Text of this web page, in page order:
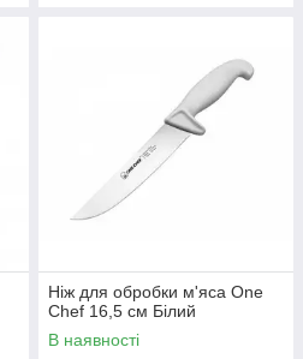
Ніж для обробки м'яса One
Chef 16,5 см Білий
В наявності